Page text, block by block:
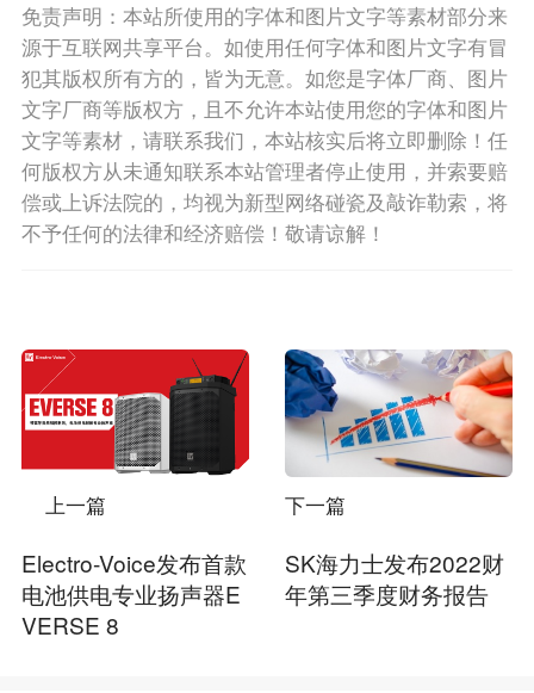
免责声明：本站所使用的字体和图片文字等素材部分来
源于互联网共享平台。如使用任何字体和图片文字有冒
犯其版权所有方的，皆为无意。如您是字体厂商、图片
文字厂商等版权方，且不允许本站使用您的字体和图片
文字等素材，请联系我们，本站核实后将立即删除！任
何版权方从未通知联系本站管理者停止使用，并索要赔
偿或上诉法院的，均视为新型网络碰瓷及敲诈勒索，将
不予任何的法律和经济赔偿！敬请谅解！
上一篇
Electro-Voice发布首款
电池供电专业扬声器E
VERSE 8
下一篇
SK海力士发布2022财
年第三季度财务报告